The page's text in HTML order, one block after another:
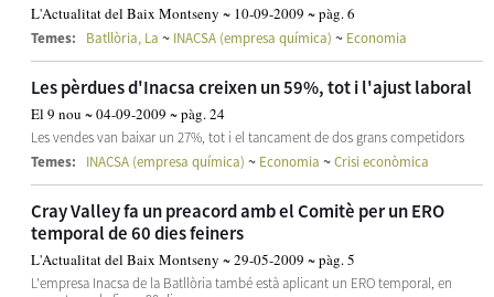
L'Actualitat del Baix Montseny ~ 10-09-2009 ~ pàg. 6
Temes: Batllòria, La ~ INACSA (empresa química) ~ Economia
Les pèrdues d'Inacsa creixen un 59%, tot i l'ajust laboral
El 9 nou ~ 04-09-2009 ~ pàg. 24
Les vendes van baixar un 27%, tot i el tancament de dos grans competidors
Temes:
INACSA (empresa química) ~ Economia ~Crisi econòmica
Cray Valley fa un preacord amb el Comitè per un ERO
temporal de 60 dies feiners
L'Actualitat del Baix Montseny ~ 29-05-2009 ~ pàg. 5
L'empresa Inacsa de la Batllòria també està aplicant un ERO temporal, en